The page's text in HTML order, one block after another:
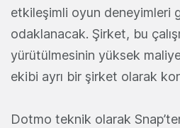
etkileşimli oyun deneyimleri
odaklanacak. Şirket, bu
yürütülmesinin yüksek
ekibi ayrı bir şirket olarak
Dotmo teknik olarak